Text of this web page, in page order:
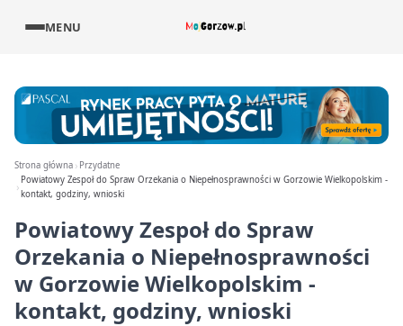
MENU
Strona główna
Przydatne
Powiatowy Zespoł do Spraw Orzekania o Niepełnosprawności w Gorzowie Wielkopolskim -
kontakt, godziny, wnioski
Powiatowy Zespoł do Spraw
Orzekania o Niepełnosprawności
w Gorzowie Wielkopolskim -
kontakt, godziny, wnioski